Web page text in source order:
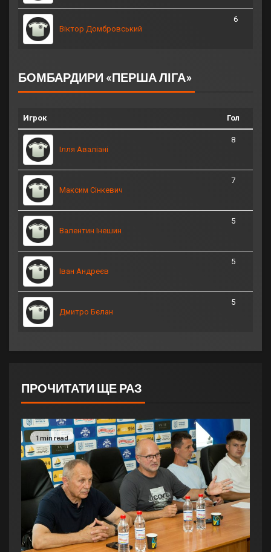
Віктор Домбровський
6
БОМБАРДИРИ «ПЕРША ЛІГА»
Игрок Гол
Ілля Аваліані
8
Максим Сінкевич
7
Валентин Інешин
5
Іван Андреєв
5
Дмитро Бєлан
5
ПРОЧИТАТИ ЩЕ РАЗ
1 min read